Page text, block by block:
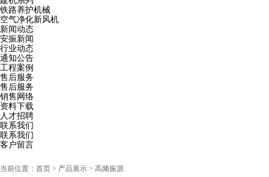
铁路养护机械
空气净化新风机
新闻动态
安振新闻
行业动态
通知公告
工程案例
售后服务
售后服务
销售网络
资料下载
人才招聘
联系我们
联系我们
客户留言
当前位置： 首页 > 产品展示 > 高频振源